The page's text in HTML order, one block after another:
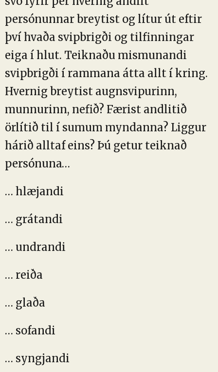
persónunnar breytist og lítur út eftir
því hvaða svipbrigði og tilfinningar
eiga í hlut. Teiknaðu mismunandi
svipbrigði í rammana átta allt í kring.
Hvernig breytist augnsvipurinn,
munnurinn, nefið? Færist andlitið
örlítið til í sumum myndanna? Liggur
hárið alltaf eins? Þú getur teiknað
persónuna…
… hlæjandi
… grátandi
… undrandi
… reiða
… glaða
… sofandi
… syngjandi